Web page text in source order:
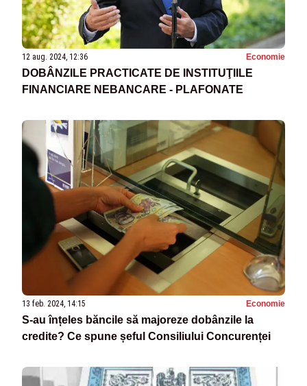
12 aug. 2024, 12:36 Economie
DOBÂNZILE PRACTICATE DE INSTITUŢIILE
FINANCIARE NEBANCARE - PLAFONATE
13 feb. 2024, 14:15 Economie
S-au înțeles băncile să majoreze dobânzile la
credite? Ce spune șeful Consiliului Concurenței